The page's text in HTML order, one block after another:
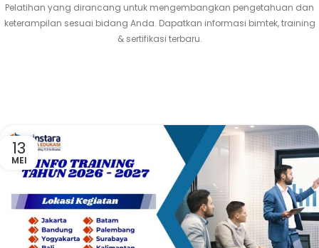
Pelatihan yang dirancang untuk mengembangkan pengetahuan dan
keterampilan sesuai bidang Anda. Dapatkan informasi bimtek, training
& sertifikasi terbaru.
13
MEI